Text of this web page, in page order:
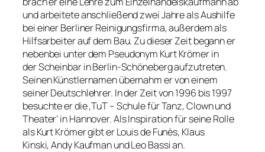
und arbeitete anschließend zwei Jahre als Aushilfe
bei einer Berliner Reinigungsfirma, außerdem als
Hilfsarbeiter auf dem Bau. Zu dieser Zeit begann er
nebenbei unter dem Pseudonym Kurt Krömer in
der Scheinbar in Berlin-Schöneberg aufzutreten.
Seinen Künstlernamen übernahm er von einem
seiner Deutschlehrer. In der Zeit von 1996 bis 1997
besuchte er die ‚TuT – Schule für Tanz, Clown und
Theater‘ in Hannover. Als Inspiration für seine Rolle
als Kurt Krömer gibt er Louis de Funès, Klaus
Kinski, Andy Kaufman und Leo Bassi an.